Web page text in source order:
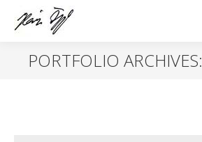
PORTFOLIO ARCHIVES: